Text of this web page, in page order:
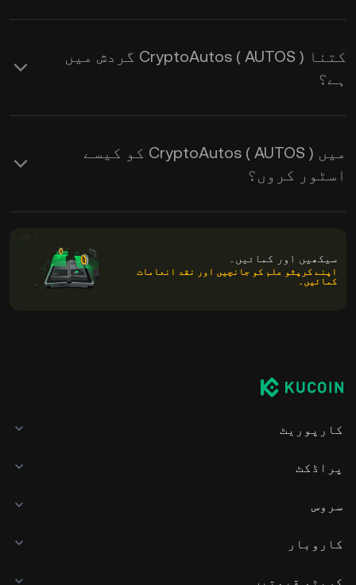
کتنا CryptoAutos ( AUTOS ) گردش میں
ہے؟
میں CryptoAutos ( AUTOS ) کو کیسے
اسٹور کروں؟
سیکھیں اور کمائیں۔
اپنے کرپٹو علم کو جانچیں اور نقد انعامات
کمائیں۔
کارپوریٹ
پراڈکٹ
سروس
کاروبار